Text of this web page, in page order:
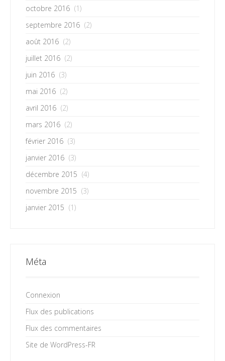
octobre 2016 (1)
septembre 2016 (2)
août 2016 (2)
juillet 2016 (2)
juin 2016 (3)
mai 2016 (2)
avril 2016 (2)
mars 2016 (2)
février 2016 (3)
janvier 2016 (3)
décembre 2015 (4)
novembre 2015 (3)
janvier 2015 (1)
Méta
Connexion
Flux des publications
Flux des commentaires
Site de WordPress-FR